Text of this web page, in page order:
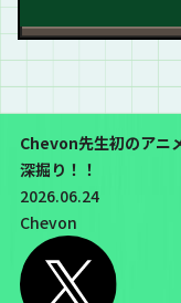
Chevon先生初のアニ
深掘り！！
2026.06.24
Chevon